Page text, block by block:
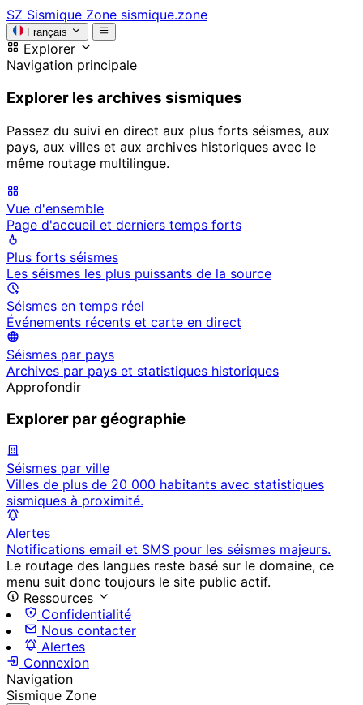
SZ Sismique Zone sismique.zone
Français
Explorer
Navigation principale
Explorer les archives sismiques
Passez du suivi en direct aux plus forts séismes, aux
pays, aux villes et aux archives historiques avec le
même routage multilingue.
Vue d'ensemble
Page d'accueil et derniers temps forts
Plus forts séismes
Les séismes les plus puissants de la source
Séismes en temps réel
Événements récents et carte en direct
Séismes par pays
Archives par pays et statistiques historiques
Approfondir
Explorer par géographie
Séismes par ville
Villes de plus de 20 000 habitants avec statistiques
sismiques à proximité.
Alertes
Notifications email et SMS pour les séismes majeurs.
Le routage des langues reste basé sur le domaine, ce
menu suit donc toujours le site public actif.
Ressources
Confidentialité
Nous contacter
Alertes
Connexion
Navigation
Sismique Zone